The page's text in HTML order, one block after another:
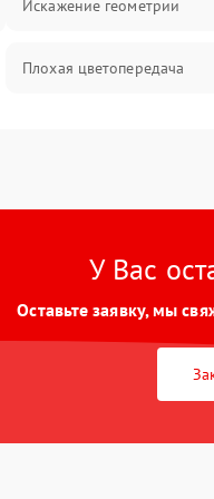
Искажение геометрии
Плохая цветопередача
У Вас
Оставьте заявку, мы